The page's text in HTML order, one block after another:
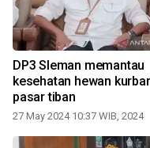
DP3 Sleman memantau
kesehatan hewan
pasar tiban
27 May 2024 10:37 WIB, 2024